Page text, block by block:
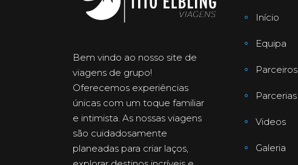
Bem vindo ao nosso site de
viagens de grupo!
Oferecemos experiências
únicas com um toque familiar
e intimista. As nossas viagens
são cuidadosamente
planeadas para criar laços,
Início
Equipa
Parceiros
Parcerias
Videos
Galeria